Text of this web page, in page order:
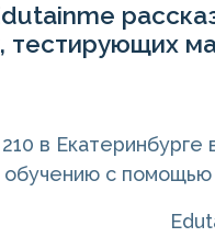
тестирующих
в
с помощью